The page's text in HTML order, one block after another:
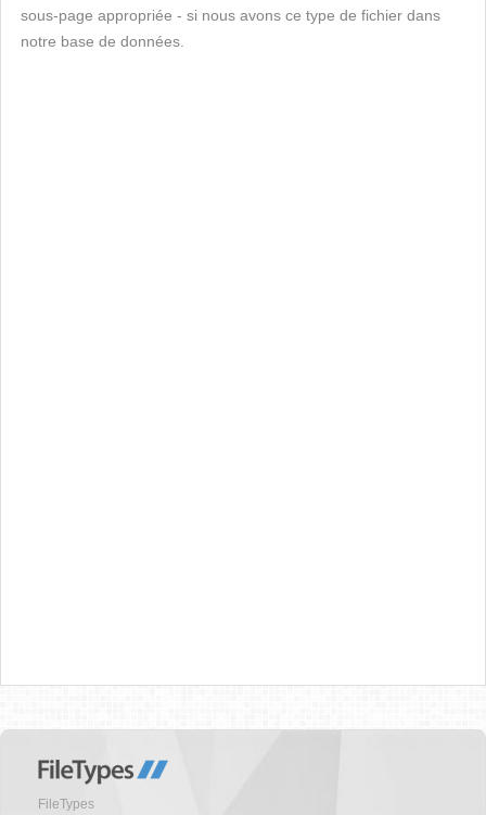
sous-page appropriée - si nous avons ce type de fichier dans
notre base de données.
FileTypes